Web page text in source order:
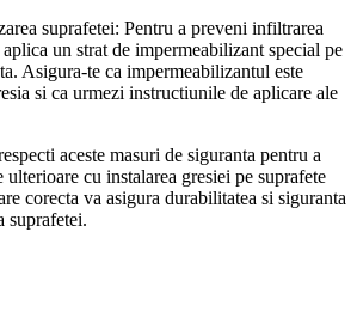
suprafetei: Pentru a preveni infiltrarea
un strat de impermeabilizant special pe
Asigura-te ca impermeabilizantul este
si ca urmezi instructiunile de aplicare ale
aceste masuri de siguranta pentru a
ulterioare cu instalarea gresiei pe suprafete
corecta va asigura durabilitatea si siguranta
suprafetei.